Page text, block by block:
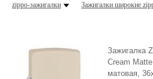
zippo-зажигалки
Зажигалки шиpокие
Зажигалка
Cream
матовая,